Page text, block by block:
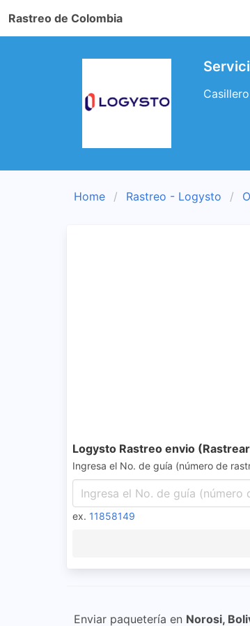
Rastreo de Colombia
Home Rastreo - Logysto
Logysto Rastreo envio
Ingresa el No. de guía (número de
ex. 11858149
Enviar paquetería en Norosi,